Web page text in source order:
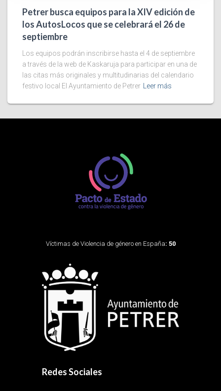
Petrer busca equipos para la XIV edición de
los AutosLocos que se celebrará el 26 de
septiembre
Los equipos podrán inscribirse hasta el 4 de septiembre
a través de la web de Kaskaruja para participar en una de
las citas más originales y multitudinarias del calendario
festivo local El Ayuntamiento de Petrer
Leer más
Víctimas de Violencia de género en España: 50
Redes Sociales